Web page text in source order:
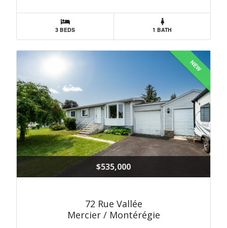
3 BEDS 1 BATH
NEW
$535,000
72 Rue Vallée
Mercier / Montérégie